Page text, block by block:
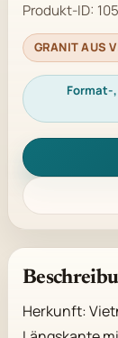
Produkt-ID: 105
GRANIT AUS
Format-
Herkunft: